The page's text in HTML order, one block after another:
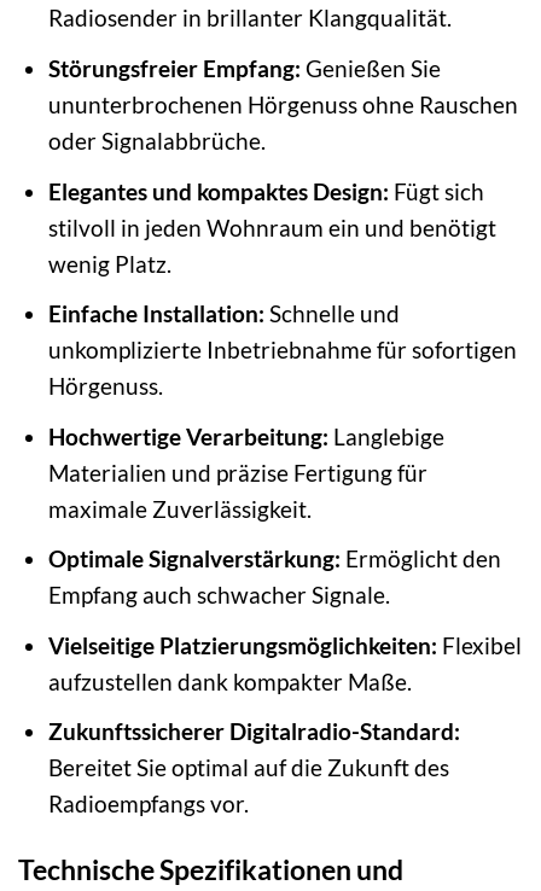
Radiosender in brillanter Klangqualität.
Störungsfreier Empfang: Genießen Sie
ununterbrochenen Hörgenuss ohne Rauschen
oder Signalabbrüche.
Elegantes und kompaktes Design: Fügt sich
stilvoll in jeden Wohnraum ein und benötigt
wenig Platz.
Einfache Installation: Schnelle und
unkomplizierte Inbetriebnahme für sofortigen
Hörgenuss.
Hochwertige Verarbeitung: Langlebige
Materialien und präzise Fertigung für
maximale Zuverlässigkeit.
Optimale Signalverstärkung: Ermöglicht den
Empfang auch schwacher Signale.
Vielseitige Platzierungsmöglichkeiten: Flexibel
aufzustellen dank kompakter Maße.
Zukunftssicherer Digitalradio-Standard:
Bereitet Sie optimal auf die Zukunft des
Radioempfangs vor.
Technische Spezifikationen und